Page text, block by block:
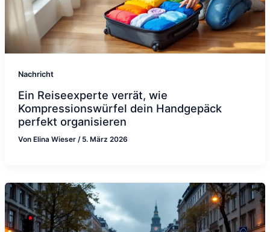
Nachricht
Ein Reiseexperte verrät, wie
Kompressionswürfel dein Handgepäck
perfekt organisieren
Von Elina Wieser / 5. März 2026